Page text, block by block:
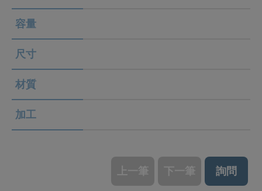
容量
尺寸
材質
加工
上一筆 下一筆 詢問